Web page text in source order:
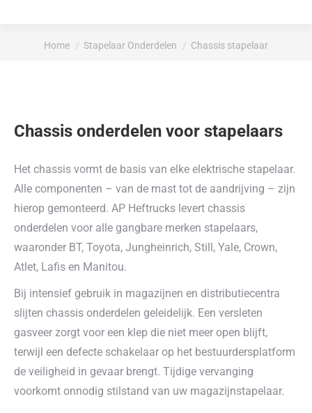
Je bent hier:
Home Stapelaar Onderdelen Chassis stapelaar
Chassis onderdelen voor stapelaars
Het chassis vormt de basis van elke elektrische stapelaar.
Alle componenten – van de mast tot de aandrijving – zijn
hierop gemonteerd. AP Heftrucks levert chassis
onderdelen voor alle gangbare merken stapelaars,
waaronder BT, Toyota, Jungheinrich, Still, Yale, Crown,
Atlet, Lafis en Manitou.
Bij intensief gebruik in magazijnen en distributiecentra
slijten chassis onderdelen geleidelijk. Een versleten
gasveer zorgt voor een klep die niet meer open blijft,
terwijl een defecte schakelaar op het bestuurdersplatform
de veiligheid in gevaar brengt. Tijdige vervanging
voorkomt onnodig stilstand van uw magazijnstapelaar.